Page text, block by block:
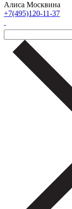
Алиса Москвина
+7(495)120-11-37